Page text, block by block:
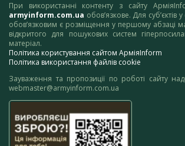
При використанні контенту з сайту
armyinform.com.ua обов’язкове. Для суб’єктів
обов’язковим є розміщення у першому абзаці
відкритого для пошукових систем
матеріал.
Політика користування сайтом АрміяInform
Політика використання файлів cookie
Зауваження та пропозиції по роботі сайту
webmaster@armyinform.com.ua